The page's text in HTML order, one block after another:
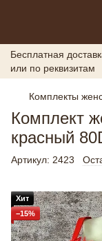
Бесплатная
или по реквизитам
Комплекты
Комплект
красный
Артикул: 2423
Хит
−15%